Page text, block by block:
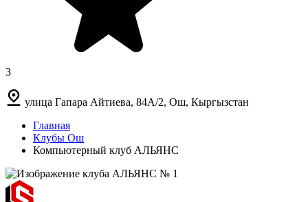
3
улица Гапара Айтиева, 84А/2, Ош, Кыргызстан
Главная
Клубы Ош
Компьютерный клуб АЛЬЯНС